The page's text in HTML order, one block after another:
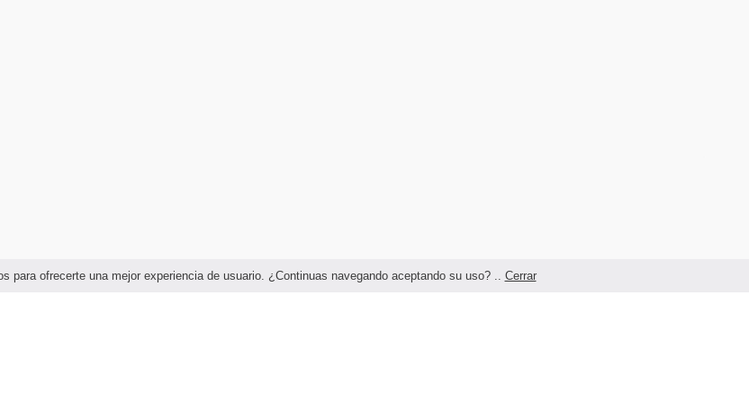
para ofrecerte una mejor experiencia de usuario. ¿Continuas navegando aceptando su uso? .. Cerrar